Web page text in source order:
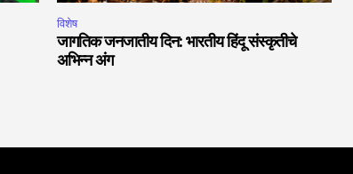
विशेष
जागतिक जनजातीय दिन: भारतीय हिंदू संस्कृतीचे
अभिन्न अंग